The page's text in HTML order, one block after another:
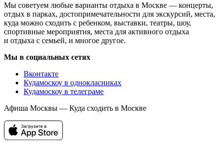
Мы советуем любые варианты отдыха в Москве — концерты,
отдых в парках, достопримечательности для экскурсий, места,
куда можно сходить с ребенком, выставки, театры, шоу,
спортивные мероприятия, места для активного отдыха
и отдыха с семьей, и многое другое.
Мы в социальных сетях
Вконтакте
Кудамоскоу в однокласниках
Кудамоскоу в телеграме
Афиша Москвы — Куда сходить в Москве